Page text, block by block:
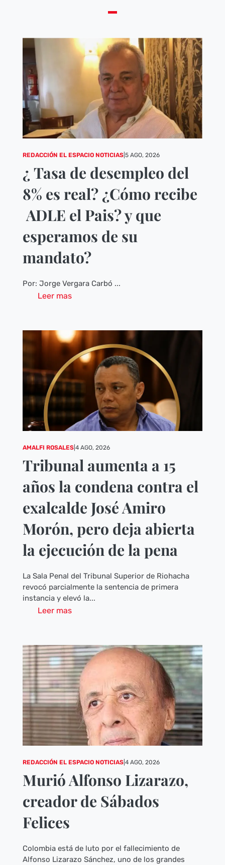
REDACCIÓN EL ESPACIO NOTICIAS| 5 AGO, 2026
¿ Tasa de desempleo del
8% es real? ¿Cómo recibe
ADLE el Pais? y que
esperamos de su
mandato?
Por: Jorge Vergara Carbó ...
Leer mas
AMALFI ROSALES| 4 AGO, 2026
Tribunal aumenta a 15
años la condena contra el
exalcalde José Amiro
Morón, pero deja abierta
la ejecución de la pena
La Sala Penal del Tribunal Superior de Riohacha
revocó parcialmente la sentencia de primera
instancia y elevó la...
Leer mas
REDACCIÓN EL ESPACIO NOTICIAS| 4 AGO, 2026
Murió Alfonso Lizarazo,
creador de Sábados
Felices
Colombia está de luto por el fallecimiento de
Alfonso Lizarazo Sánchez, uno de los grandes